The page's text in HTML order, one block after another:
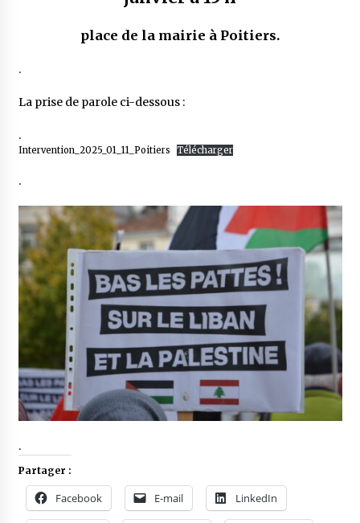
place de la mairie à Poitiers.
.
La prise de parole ci-dessous :
.
Intervention_2025_01_11_Poitiers Télécharger
.
.
Partager :
Facebook E-mail LinkedIn